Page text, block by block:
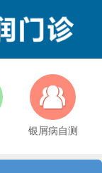
银屑病自测